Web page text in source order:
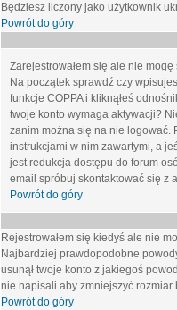
Będziesz liczony jako użytkownik
Powrót do góry
Zarejestrowałem się ale nie
Na początek sprawdź czy
funkcje COPPA i kliknąłeś
twoje konto wymaga aktywacji?
zanim można się na nie logować.
instrukcjami w nim zawartymi, a
jest redukcja dostępu do forum
email spróbuj skontaktować się z
Powrót do góry
Rejestrowałem się kiedyś ale nie
Najbardziej prawdopodobne
usunął twoje konto z jakiegoś
nie napisali aby zmniejszyć
Powrót do góry